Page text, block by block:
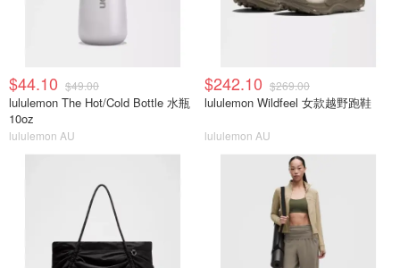
$44.10 $49.00
lululemon The Hot/Cold Bottle 水瓶
10oz
lululemon AU
$242.10 $269.00
lululemon Wildfeel 女款越野跑鞋
lululemon AU